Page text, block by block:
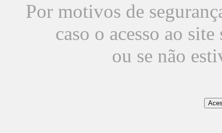
Por motivos de
caso o acesso ao
ou se não